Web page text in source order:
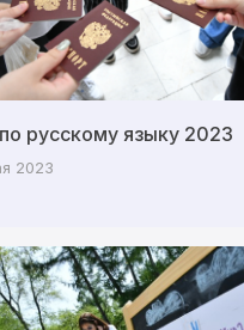
русскому языку 2023
2023